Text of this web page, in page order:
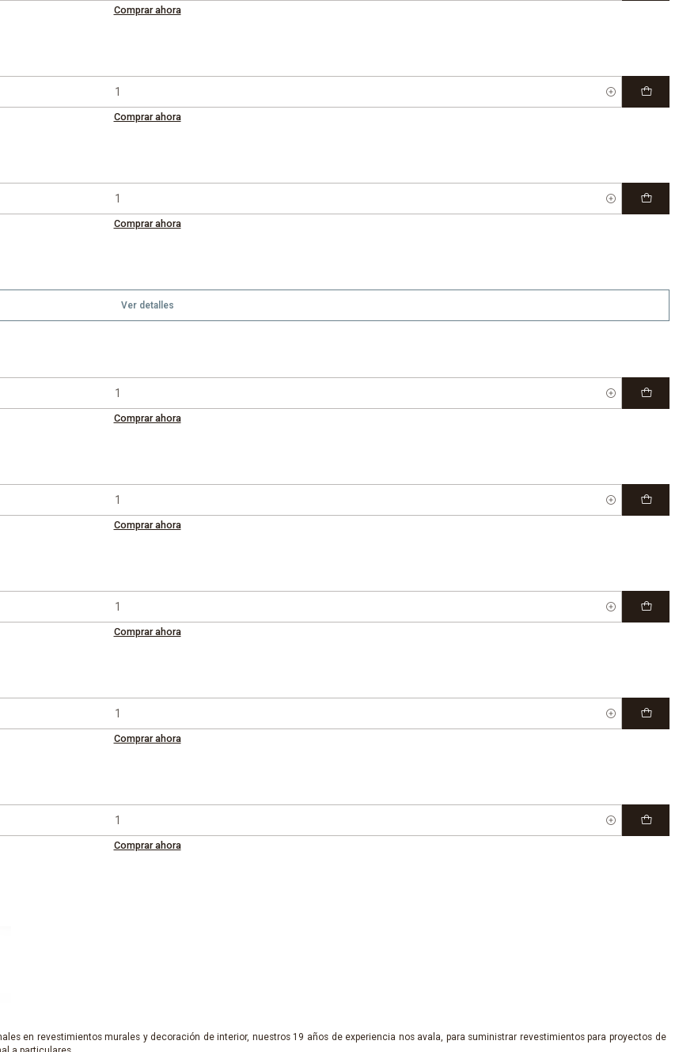
Comprar ahora
Comprar ahora
Comprar ahora
Ver detalles
Comprar ahora
Comprar ahora
Comprar ahora
Comprar ahora
Comprar ahora
en revestimientos murales y decoración de interior, nuestros 19 años de experiencia nos avala, para suministrar revestimientos para proyectos de